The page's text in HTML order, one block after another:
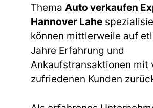
Thema Auto verkaufen
Hannover Lahe
können mittlerweile auf
Jahre Erfahrung und
Ankaufstransaktionen mit
zufriedenen Kunden